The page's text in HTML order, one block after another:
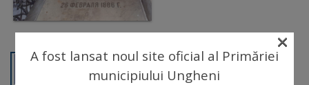
imagini
Galerie
A fost lansat noul site oficial al Primăriei
municipiului Ungheni
×